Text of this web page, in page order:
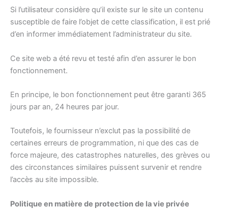
Si l’utilisateur considère qu’il existe sur le site un contenu
susceptible de faire l’objet de cette classification, il est prié
d’en informer immédiatement l’administrateur du site.
Ce site web a été revu et testé afin d’en assurer le bon
fonctionnement.
En principe, le bon fonctionnement peut être garanti 365
jours par an, 24 heures par jour.
Toutefois, le fournisseur n’exclut pas la possibilité de
certaines erreurs de programmation, ni que des cas de
force majeure, des catastrophes naturelles, des grèves ou
des circonstances similaires puissent survenir et rendre
l’accès au site impossible.
Politique en matière de protection de la vie privée